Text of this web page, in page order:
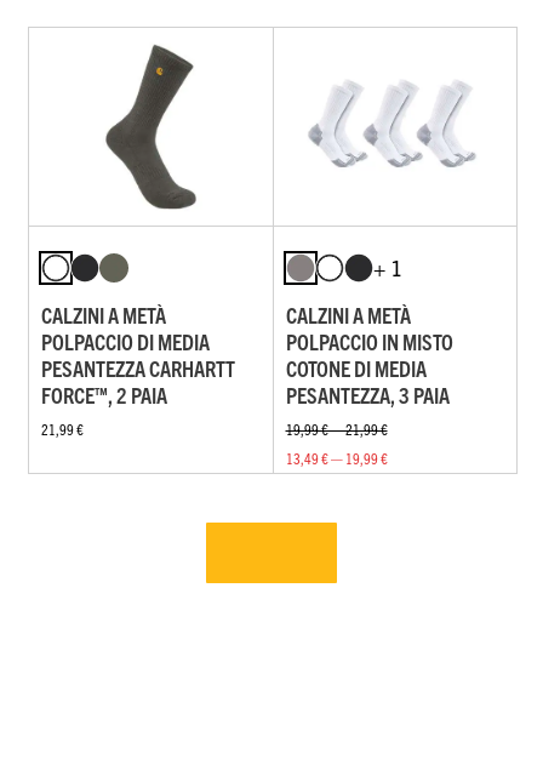
CALZINI A METÀ
POLPACCIO DI MEDIA
PESANTEZZA CARHARTT
FORCE™, 2 PAIA
21,99 €
+ 1
CALZINI A METÀ
POLPACCIO IN MISTO
COTONE DI MEDIA
PESANTEZZA, 3 PAIA
19,99 € — 21,99 €
13,49 € — 19,99 €